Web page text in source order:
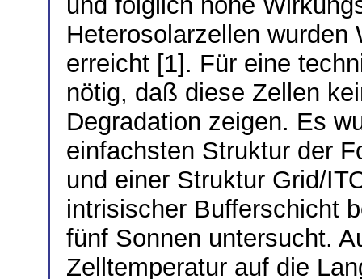
Heterosolarzellen wurden
erreicht [1]. Für eine
nötig, daß diese Zellen
Degradation zeigen. Es
einfachsten Struktur der
und einer Struktur Grid/
intrisischer Bufferschicht
fünf Sonnen untersucht.
Zelltemperatur auf die